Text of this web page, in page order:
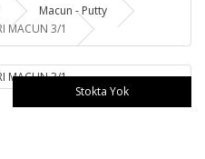
Macun - Putty
MACUN 3/1
Stokta Yok